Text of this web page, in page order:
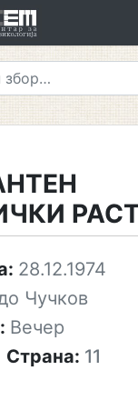
28.12.1974
Чучков
Вечер
Страна: 11